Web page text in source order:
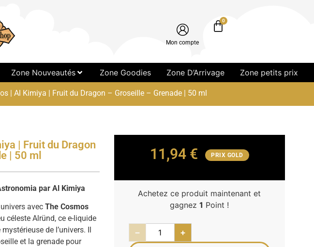
Mon compte
0
Zone Nouveautés Zone Goodies Zone D’Arrivage Zone petits prix
| Al Kimiya | Fruit du Dragon – Groseille – Grenade | 50 ml
| Fruit du Dragon
| 50 ml
par Al Kimiya
univers avecThe Cosmos
céleste Alründ, ce e-liquide
de l’univers. Il
et la grenade pour
11,94 € PRIX GOLD
Achetez ce produit maintenant et
gagnez1 Point !
− +